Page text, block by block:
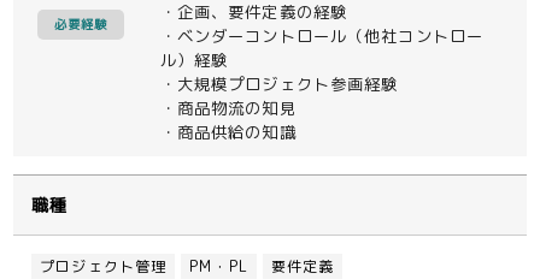
必要経験
・企画、要件定義の経験
・ベンダーコントロール（他社コントロー
ル）経験
・大規模プロジェクト参画経験
・商品物流の知見
・商品供給の知識
職種
プロジェクト管理 PM・PL 要件定義